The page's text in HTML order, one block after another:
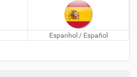
Espanhol / Español